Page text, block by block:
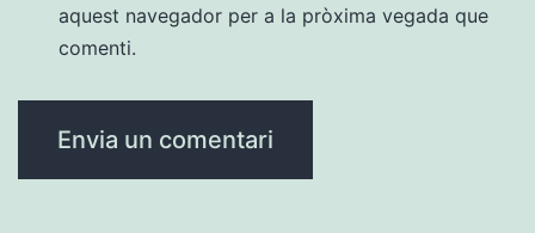
aquest navegador per a la pròxima vegada que
comenti.